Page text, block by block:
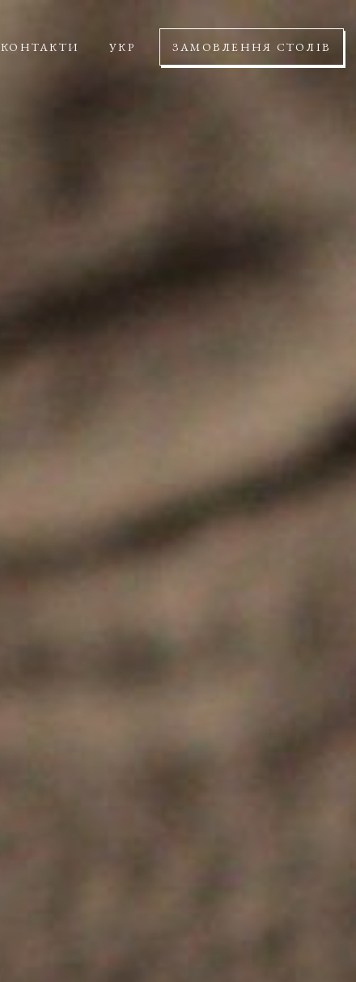
КОНТАКТИ УКР ЗАМОВЛЕННЯ СТОЛІВ